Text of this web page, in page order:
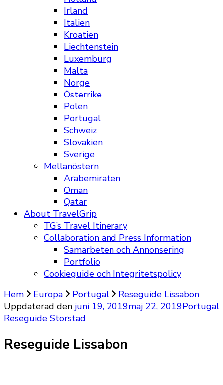
Irland
Italien
Kroatien
Liechtenstein
Luxemburg
Malta
Norge
Österrike
Polen
Portugal
Schweiz
Slovakien
Sverige
Mellanöstern
Arabemiraten
Oman
Qatar
About TravelGrip
TG’s Travel Itinerary
Collaboration and Press Information
Samarbeten och Annonsering
Portfolio
Cookieguide och Integritetspolicy
Hem
Europa Portugal
Reseguide Lissabon
Uppdaterad den juni 19, 2019maj 22, 2019Portugal
Reseguide Storstad
Reseguide Lissabon